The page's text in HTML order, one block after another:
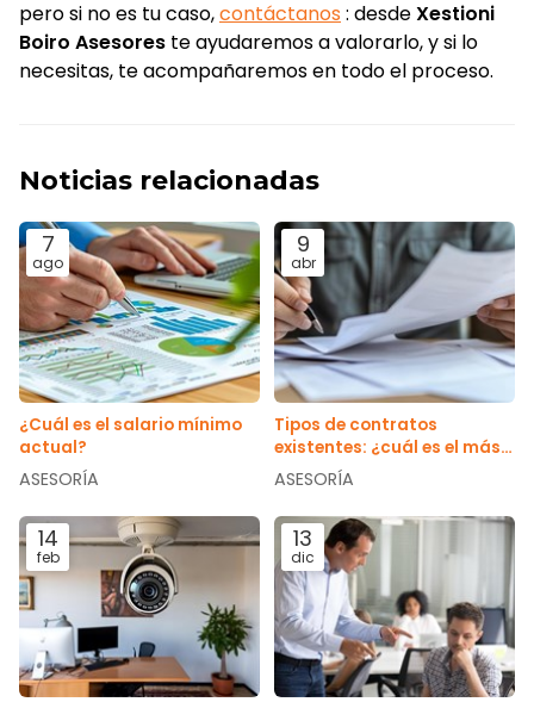
pero si no es tu caso,contáctanos : desdeXestioni
Boiro Asesores te ayudaremos a valorarlo, y si lo
necesitas, te acompañaremos en todo el proceso.
Noticias relacionadas
7
ago
¿Cuál es el salario mínimo
actual?
ASESORÍA
9
abr
Tipos de contratos
existentes: ¿cuál es el más
utilizado?
ASESORÍA
14
feb
13
dic